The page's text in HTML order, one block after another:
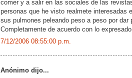
comer y a salir en las sociales de las
personas que he visto realmete interesadas
sus pulmones peleando peso a peso por dar
Completamente de acuerdo con lo
7/12/2006 08:55:00 p.m.
Anónimo dijo...